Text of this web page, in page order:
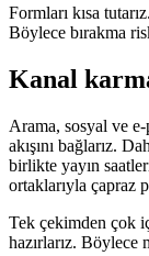
Formları kısa
Böylece bırakma
Kanal
Arama, sosyal ve
akışını bağlarız.
birlikte yayın
ortaklarıyla çapraz
Tek çekimden çok
hazırlarız. Böylece